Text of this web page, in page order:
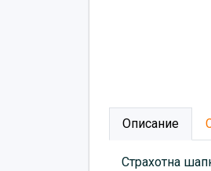
Описание
Страхотна